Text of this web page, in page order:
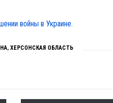
войны в Украине.
, ХЕРСОНСКАЯ ОБЛАСТЬ